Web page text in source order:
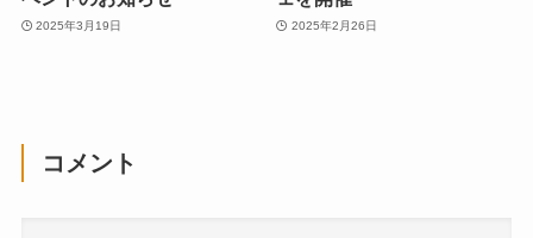
2025年3月19日 2025年2月26日
コメント